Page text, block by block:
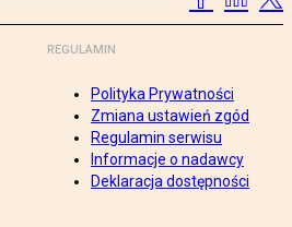
REGULAMIN
Polityka Prywatności
Zmiana ustawień zgód
Regulamin serwisu
Informacje o nadawcy
Deklaracja dostępności